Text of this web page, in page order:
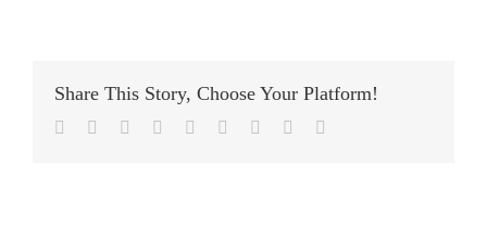
Share This Story, Choose Your Platform!
Facebook
TwitterLinkedIn
Reddit Google+
TumblrPinterest